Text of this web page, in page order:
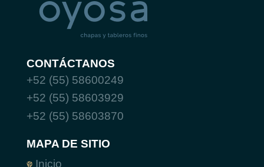
CONTÁCTANOS
+52 (55) 58600249
+52 (55) 58603929
+52 (55) 58603870
MAPA DE SITIO
Inicio